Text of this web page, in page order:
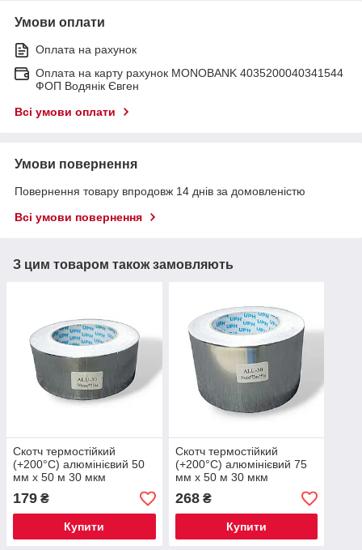
Умови оплати
Оплата на рахунок
Оплата на карту рахунок MONOBANK 4035200040341544
ФОП Водянік Євген
Всі умови оплати
Умови повернення
Повернення товару впродовж 14 днів за домовленістю
Всі умови повернення
З цим товаром також замовляють
Скотч термостійкий
(+200°С) алюмінієвий 50
мм х 50 м 30 мкм
179 ₴
Купити
Скотч термостійкий
(+200°С) алюмінієвий 75
мм х 50 м 30 мкм
268₴
Купити